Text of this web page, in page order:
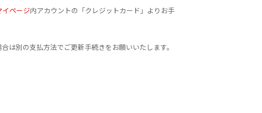
イページ内アカウントの「クレジットカード」よりお手
別の支払方法でご更新手続きをお願いいたします。